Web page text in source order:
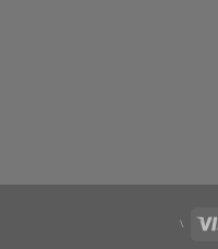
\